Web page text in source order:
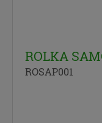
ROLKA
ROSAP001